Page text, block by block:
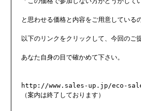
と思わせる価格と内容をご用意している
以下のリンクをクリックして、今回のご
あなた自身の目で確かめて下さい。
http://www.sales-up.jp/eco-
（案内は終了しております）